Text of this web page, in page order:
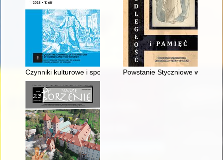
Czynniki kulturowe i społeczno-polityczne wpływające na
Powstanie Styczniowe w